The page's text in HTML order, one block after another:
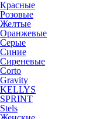
Красные
Розовые
Желтые
Оранжевые
Серые
Синие
Сиреневые
Corto
Gravity
KELLYS
SPRINT
Stels